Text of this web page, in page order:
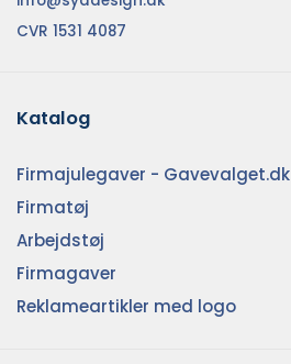
CVR 1531 4087
Katalog
Firmajulegaver - Gavevalget.dk
Firmatøj
Arbejdstøj
Firmagaver
Reklameartikler med logo